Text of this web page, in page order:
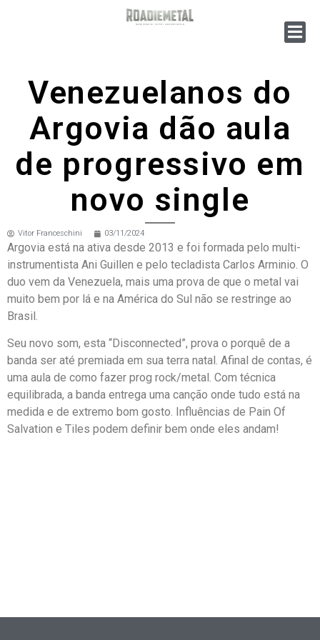
Venezuelanos do
Argovia dão aula
de progressivo em
novo single
Vitor Franceschini 03/11/2024
Argovia está na ativa desde 2013 e foi formada pelo multi-
instrumentista Ani Guillen e pelo tecladista Carlos Arminio. O
duo vem da Venezuela, mais uma prova de que o metal vai
muito bem por lá e na América do Sul não se restringe ao
Brasil.
Seu novo som, esta “Disconnected”, prova o porquê de a
banda ser até premiada em sua terra natal. Afinal de contas, é
uma aula de como fazer prog rock/metal. Com técnica
equilibrada, a banda entrega uma canção onde tudo está na
medida e de extremo bom gosto. Influências de Pain Of
Salvation e Tiles podem definir bem onde eles andam!